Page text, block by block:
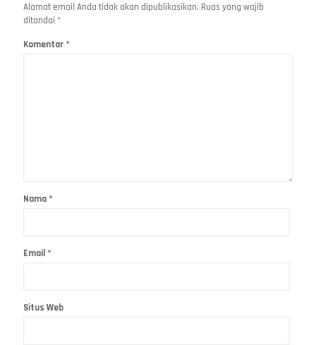
Alamat email Anda tidak akan dipublikasikan. Ruas yang wajib
ditandai *
Komentar *
Nama *
Email *
Situs Web